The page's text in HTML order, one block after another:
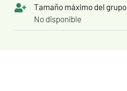
Tamaño máximo del grupo
No disponible